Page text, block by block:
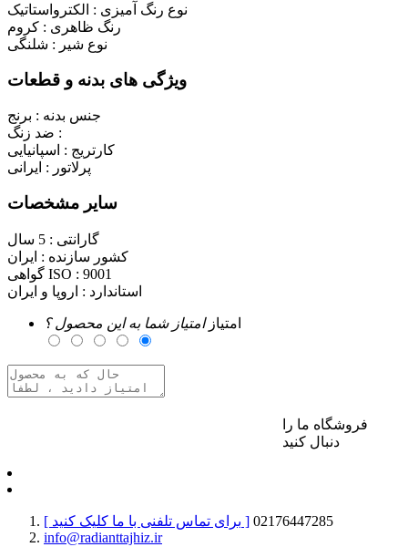
نوع رنگ آمیزی : الکترواستاتیک
رنگ ظاهری : کروم
نوع شیر : شلنگی
ویژگی های بدنه و قطعات
جنس بدنه : برنج
ضد زنگ :
کارتریج : اسپانیایی
پرلاتور : ایرانی
سایر مشخصات
گارانتی : 5 سال
کشور سازنده : ایران
گواهی ISO : 9001
استاندارد : اروپا و ایران
امتیازامتیاز شما به این محصول ؟
فروشگاه ما را
دنبال کنید
[ برای تماس تلفنی با ما کلیک کنید ] 02176447285
info@radianttajhiz.ir